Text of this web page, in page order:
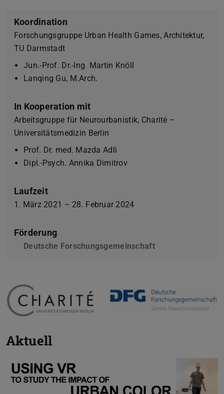
Koordination
Forschungsgruppe Urban Health Games, Architektur,
TU Darmstadt
Jun.-Prof. Dr.-Ing. Martin Knöll
Lanqing Gu, M.Arch.
In Kooperation mit
Arbeitsgruppe für Neurourbanistik, Charité –
Universitätsmedizin Berlin
Prof. Dr. med. Mazda Adli
Dipl.-Psych. Annika Dimitrov
Laufzeit
1. März 2021 – 28. Februar 2024
Förderung
Deutsche Forschungsgemeinschaft
Aktuell